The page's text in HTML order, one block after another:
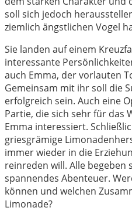
soll sich jedoch
ziemlich ängstlichen Vogel
Sie landen auf einem
interessante
auch Emma, der vorlauten
Gemeinsam mit ihr soll die
erfolgreich sein. Auch eine
Partie, die sich sehr für das
Emma interessiert.
griesgrämige
immer wieder in die
reinreden will. Alle begeben
spannendes Abenteuer.
können und welchen
Limonade?